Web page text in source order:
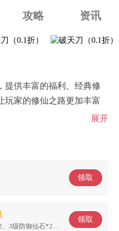
攻略 资讯
展开
提供丰富的福利、经典修
玩家的修仙之路更加丰富
领取
元宝*500、3级攻击仙石*2、3级防御仙石*2、3级生命仙石*2
领取